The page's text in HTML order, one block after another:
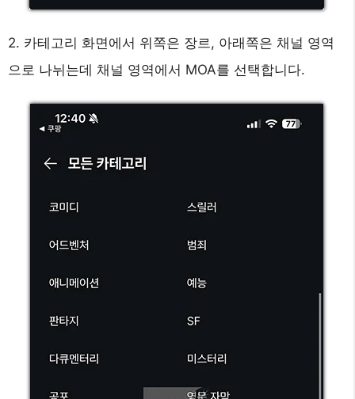
2. 카테고리 화면에서 위쪽은 장르, 아래쪽은 채널 영역
으로 나뉘는데 채널 영역에서 MOA를 선택합니다.